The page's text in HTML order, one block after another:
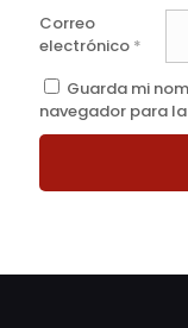
Correo
electrónico *
Guarda mi
navegador para